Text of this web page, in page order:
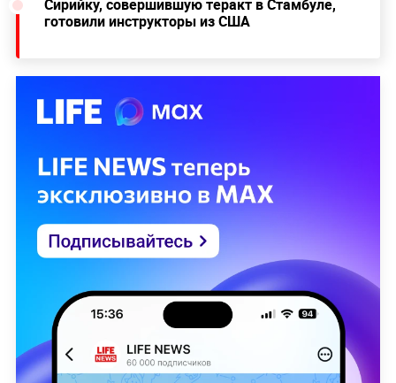
Сирийку, совершившую теракт в Стамбуле,
готовили инструкторы из США